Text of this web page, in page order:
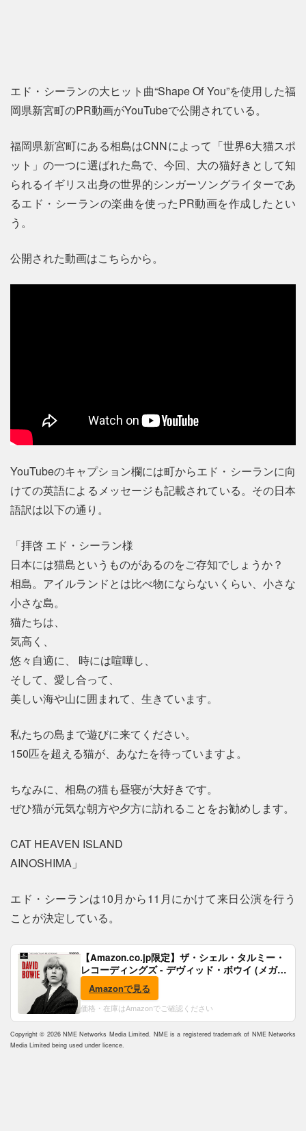
エド・シーランの大ヒット曲“Shape Of You”を使用した福
岡県新宮町のPR動画がYouTubeで公開されている。
福岡県新宮町にある相島はCNNによって「世界6大猫スポ
ット」の一つに選ばれた島で、今回、大の猫好きとして知
られるイギリス出身の世界的シンガーソングライターであ
るエド・シーランの楽曲を使ったPR動画を作成したとい
う。
公開された動画はこちらから。
YouTubeのキャプション欄には町からエド・シーランに向
けての英語によるメッセージも記載されている。その日本
語訳は以下の通り。
「拝啓 エド・シーラン様
日本には猫島というものがあるのをご存知でしょうか？
相島。アイルランドとは比べ物にならないくらい、小さな
小さな島。
猫たちは、
気高く、
悠々自適に、 時には喧嘩し、
そして、愛し合って、
美しい海や山に囲まれて、生きています。
私たちの島まで遊びに来てください。
150匹を超える猫が、あなたを待っていますよ。
ちなみに、相島の猫も昼寝が大好きです。
ぜひ猫が元気な朝方や夕方に訪れることをお勧めします。
CAT HEAVEN ISLAND
AINOSHIMA」
エド・シーランは10月から11月にかけて来日公演を行う
ことが決定している。
【Amazon.co.jp限定】ザ・シェル・タルミー・
レコーディングズ - デヴィッド・ボウイ (メガジ
ャケ付)
Amazonで見る
価格・在庫はAmazonでご確認ください
Copyright © 2026 NME Networks Media Limited. NME is a registered trademark of NME Networks
Media Limited being used under licence.